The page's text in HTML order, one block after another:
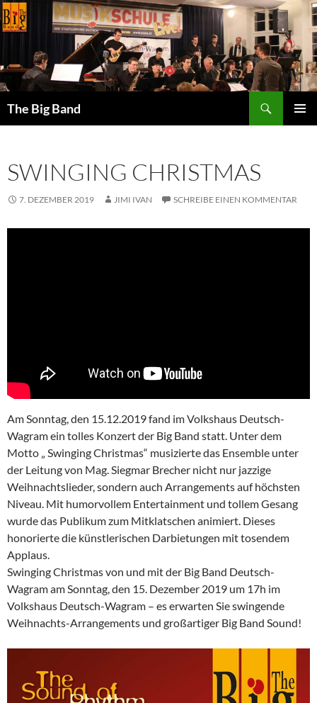
Zum
Inhalt
The Big Band
SWINGING CHRISTMAS
7. DEZEMBER 2019 JIMI IVAN SCHREIBE EINEN KOMMENTAR
Am Sonntag, den 15.12.2019 fand im Volkshaus Deutsch-
Wagram ein tolles Konzert der Big Band statt. Unter dem
Motto „ Swinging Christmas“ musizierte das Ensemble unter
der Leitung von Mag. Siegmar Brecher nicht nur jazzige
Weihnachtslieder, sondern auch Arrangements auf höchsten
Niveau. Mit humorvollem Entertainment und tollem Gesang
wurde das Publikum zum Mitklatschen animiert. Dieses
honorierte die künstlerischen Darbietungen mit tosendem
Applaus.
Swinging Christmas von und mit der Big Band Deutsch-
Wagram am Sonntag, den 15. Dezember 2019 um 17h im
Volkshaus Deutsch-Wagram – es erwarten Sie swingende
Weihnachts-Arrangements und großartiger Big Band Sound!